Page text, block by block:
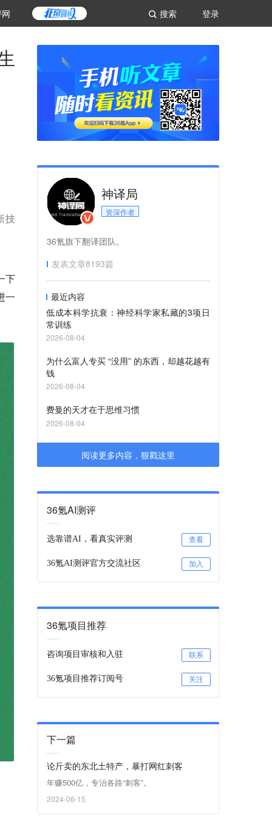
登录
搜索
技
下
一
神译局
资深作者
36氪旗下翻译团队。
发表文章8193篇
最近内容
低成本科学抗衰：神经科学家私藏的3项日
常训练
2026-08-04
为什么富人专买 “没用” 的东西，却越花越有
钱
2026-08-04
费曼的天才在于思维习惯
2026-08-04
阅读更多内容，狠戳这里
36氪AI测评
选靠谱AI，看真实评测 查看
36氪AI测评官方交流社区 加入
36氪项目推荐
咨询项目审核和入驻 联系
36氪项目推荐订阅号 关注
下一篇
论斤卖的东北土特产，暴打网红刺客
年赚500亿，专治各路“刺客”。
2024-06-15